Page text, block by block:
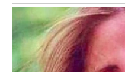
svakodnevnih događaja.